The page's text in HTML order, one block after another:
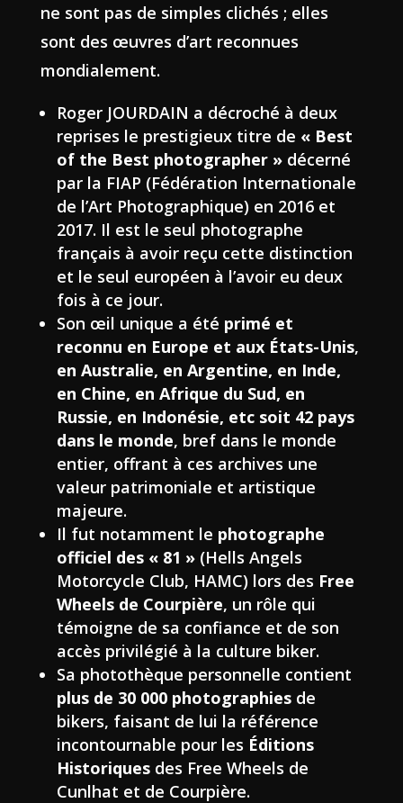
ne sont pas de simples clichés ; elles
sont des œuvres d’art reconnues
mondialement.
Roger JOURDAIN a décroché à deux
reprises le prestigieux titre de « Best
of the Best photographer »décerné
par la FIAP (Fédération Internationale
de l’Art Photographique) en 2016 et
2017. Il est le seul photographe
français à avoir reçu cette distinction
et le seul européen à l’avoir eu deux
fois à ce jour.
Son œil unique a été primé et
reconnu en Europe et aux États-Unis,
en Australie, en Argentine, en Inde,
en Chine, en Afrique du Sud, en
Russie, en Indonésie, etc soit 42 pays
dans le monde, bref dans le monde
entier, offrant à ces archives une
valeur patrimoniale et artistique
majeure.
Il fut notamment le photographe
officiel des « 81 »(Hells Angels
Motorcycle Club, HAMC) lors des Free
Wheels de Courpière, un rôle qui
témoigne de sa confiance et de son
accès privilégié à la culture biker.
Sa photothèque personnelle contient
plus de 30 000 photographiesde
bikers, faisant de lui la référence
incontournable pour les Éditions
Historiquesdes Free Wheels de
Cunlhat et de Courpière.